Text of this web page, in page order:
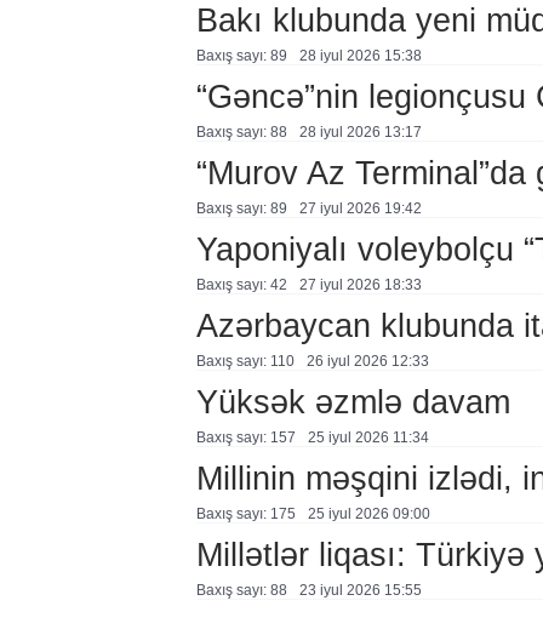
Bakı klubunda yeni
Baxış sayı: 89 28 i̇yul 2026 15:38
“Gəncə”nin
Baxış sayı: 88 28 i̇yul 2026 13:17
“Murov Az
Baxış sayı: 89 27 i̇yul 2026 19:42
Yaponiyalı voleybolçu
Baxış sayı: 42 27 i̇yul 2026 18:33
Azərbaycan klubunda
Baxış sayı: 110 26 i̇yul 2026 12:33
Yüksək əzmlə davam
Baxış sayı: 157 25 i̇yul 2026 11:34
Millinin məşqini izlədi,
Baxış sayı: 175 25 i̇yul 2026 09:00
Millətlər liqası: Türkiyə
Baxış sayı: 88 23 i̇yul 2026 15:55